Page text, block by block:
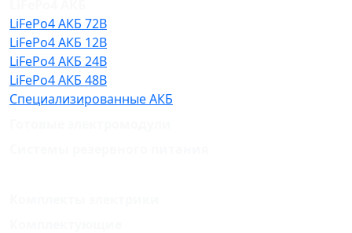
LiFePo4 АКБ 72В
LiFePo4 АКБ 12В
LiFePo4 АКБ 24В
LiFePo4 АКБ 48В
Специализированные АКБ